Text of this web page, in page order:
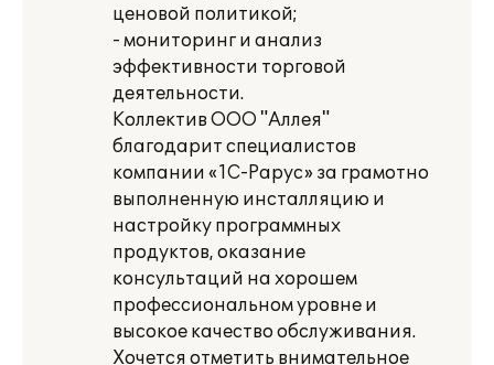
ценовой политикой;
- мониторинг и анализ
эффективности торговой
деятельности.
Коллектив ООО "Аллея"
благодарит специалистов
компании «1С-Рарус» за грамотно
выполненную инсталляцию и
настройку программных
продуктов, оказание
консультаций на хорошем
профессиональном уровне и
высокое качество обслуживания.
Хочется отметить внимательное